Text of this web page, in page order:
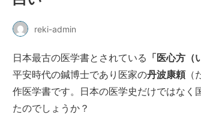
reki-admin
日本最古の医学書とされている 「医心方（
平安時代の鍼博士であり医家の丹波康頼（
作医学書です。日本の医学史だけではな
たのでしょうか？